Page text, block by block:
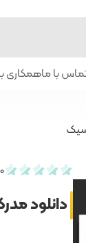
با ماهمکاری
دانلود